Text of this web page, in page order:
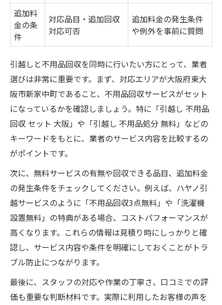
追加料
金の条
件
対応品目・追加回収
対応可否
追加料金の発生条件
や例外を事前に質問
引越しと不用品回収を同時に行いたい方にとって、業者
選びは非常に重要です。まず、対応エリアが大阪府東大
阪市新家中町であること、不用品回収サービスがセット
になっているかを確認しましょう。特に「引越し 不用品
回収 セット 大阪」や「引越し 不用品処分 無料」などの
キーワードをもとに、業者のサービス内容を比較するの
がポイントです。
次に、無料サービスの有無や回収できる品目、追加料金
の発生条件をチェックしてください。例えば、ハヤノ引
越サービスのように「不用品回収3点無料」や「洗濯機
設置無料」の特典がある場合、コストパフォーマンスが
高くなります。これらの情報は見積り時にしっかりと確
認し、サービス内容や条件を明確にしておくことがトラ
ブル防止につながります。
最後に、スタッフの対応や作業の丁寧さ、口コミでの評
価も重要な判断材料です。実際に利用したお客様の声を